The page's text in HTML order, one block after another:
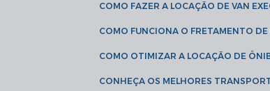
COMO FAZER A LOCAÇÃO DE VAN
COMO FUNCIONA O FRETAMENTO
COMO OTIMIZAR A LOCAÇÃO DE
CONHEÇA OS MELHORES